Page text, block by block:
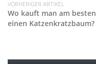
VORHERIGER ARTIKEL
Wo kauft man am besten
einen Katzenkratzbaum?